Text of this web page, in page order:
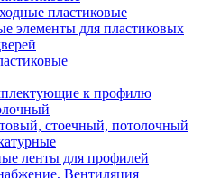
пластиковые
элементы для пластиковых
к профилю
стоечный, потолочный
ленты для профилей
Вентиляция